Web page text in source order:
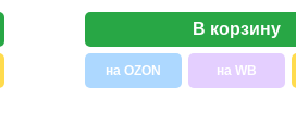
В корзину
на OZON на WB